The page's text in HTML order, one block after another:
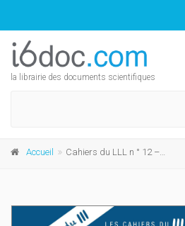
la librairie des documents scientifiques
Accueil Cahiers du LLL n ° 12 – 2021